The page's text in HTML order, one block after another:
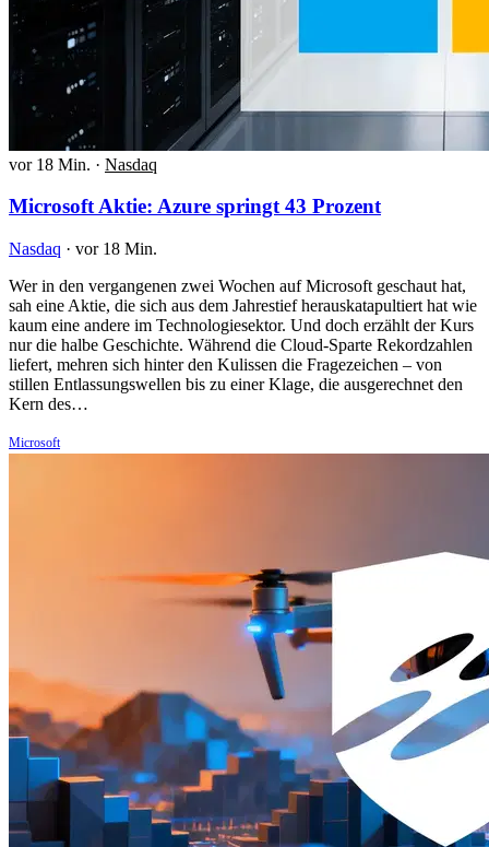
vor 18 Min. · Nasdaq
Microsoft Aktie: Azure springt 43 Prozent
Nasdaq · vor 18 Min.
Wer in den vergangenen zwei Wochen auf Microsoft geschaut hat,
sah eine Aktie, die sich aus dem Jahrestief herauskatapultiert hat wie
kaum eine andere im Technologiesektor. Und doch erzählt der Kurs
nur die halbe Geschichte. Während die Cloud-Sparte Rekordzahlen
liefert, mehren sich hinter den Kulissen die Fragezeichen – von
stillen Entlassungswellen bis zu einer Klage, die ausgerechnet den
Kern des…
Microsoft